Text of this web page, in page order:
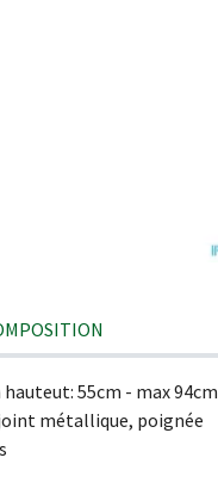
55cm - max 94cm
métallique, poignée